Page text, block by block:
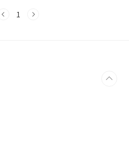
도 용이하게 사용
the world
1